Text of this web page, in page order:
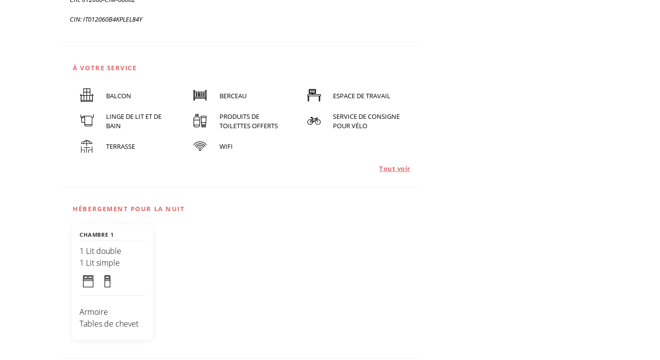
CIN: IT012060B4KPLEL84Y
À VOTRE SERVICE
BALCON BERCEAU ESPACE DE TRAVAIL
LINGE DE LIT ET DE
BAIN
PRODUITS DE
TOILETTES OFFERTS
SERVICE DE CONSIGNE
POUR VÉLO
TERRASSE WIFI
Tout voir
HÉBERGEMENT POUR LA NUIT
CHAMBRE 1
1 Lit double
1 Lit simple
Armoire
Tables de chevet